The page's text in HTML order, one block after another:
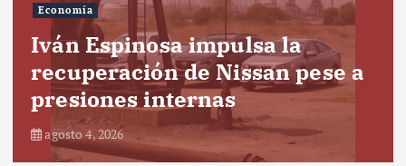
Economía
Iván Espinosa impulsa la
recuperación de Nissan pese a
presiones internas
agosto 4, 2026